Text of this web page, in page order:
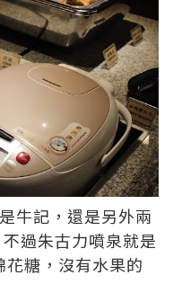
牛記，還是另外兩
過朱古力噴泉就是
糖，沒有水果的